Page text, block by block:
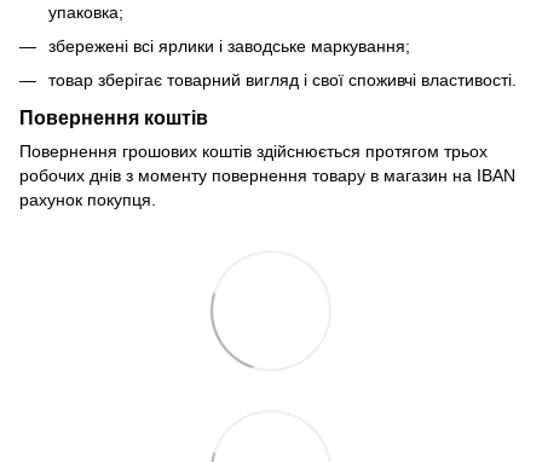
упаковка;
збережені всі ярлики і заводське маркування;
товар зберігає товарний вигляд і свої споживчі властивості.
Повернення коштів
Повернення грошових коштів здійснюється протягом трьох
робочих днів з моменту повернення товару в магазин на IBAN
рахунок покупця.